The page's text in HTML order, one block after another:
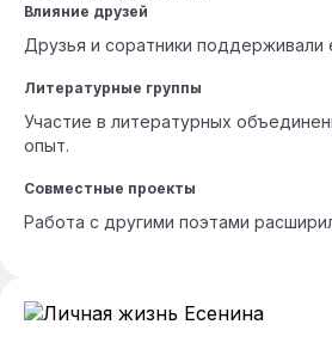
Влияние друзей
Друзья и соратники поддерживали
Литературные группы
Участие в литературных
опыт.
Совместные проекты
Работа с другими поэтами